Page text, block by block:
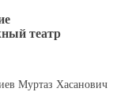
театр
Муртаз Хасанович